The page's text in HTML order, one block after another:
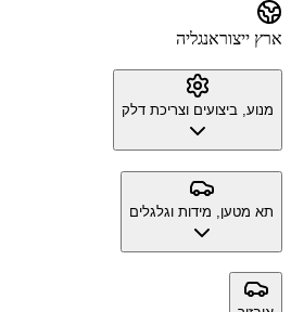
ארץ ייצוראנגליה
מנוע, ביצועים וצריכת דלק
תא מטען, מידות וגלגלים